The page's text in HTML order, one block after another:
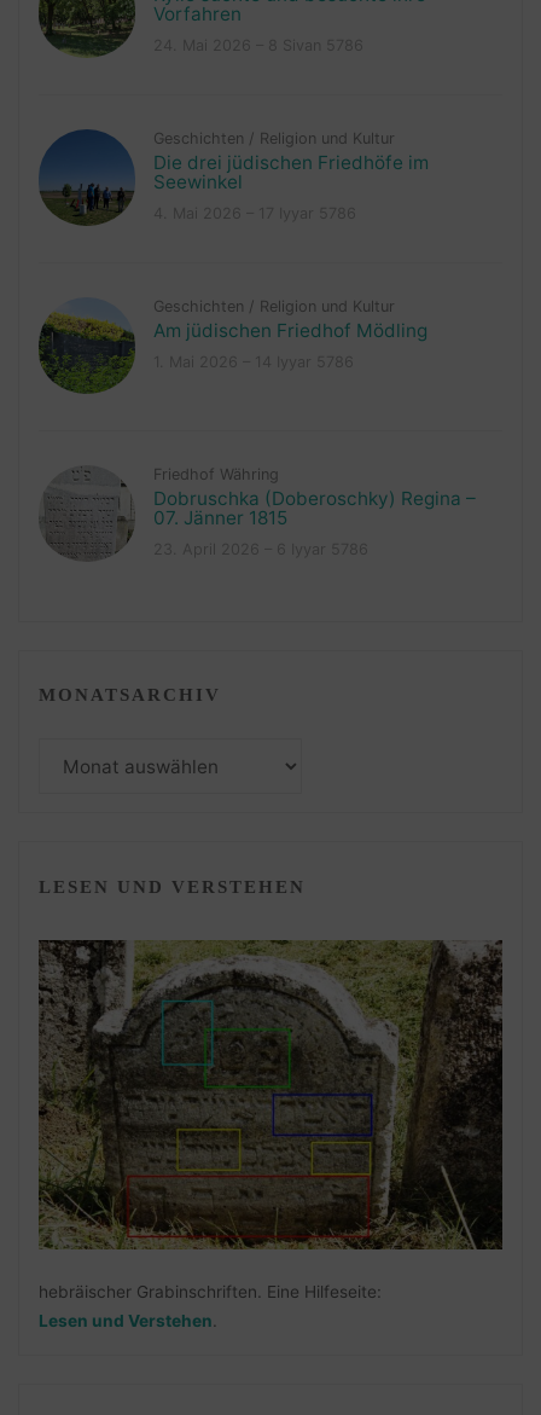
Vorfahren
Geschichten / Religion und Kultur
Die drei jüdischen Friedhöfe im
Seewinkel
Geschichten / Religion und Kultur
Am jüdischen Friedhof Mödling
Friedhof Währing
Dobruschka (Doberoschky) Regina –
07. Jänner 1815
MONATSARCHIV
LESEN UND VERSTEHEN
hebräischer Grabinschriften. Eine Hilfeseite:
Lesen und Verstehen.